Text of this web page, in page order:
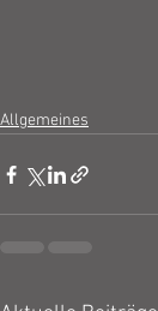
Allgemeines